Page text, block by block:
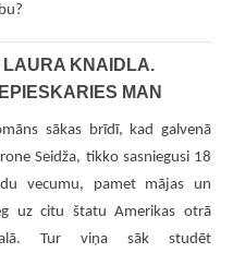
LAURA KNAIDLA.
MAN
sākas brīdī, kad galvenā
Seidža, tikko sasniegusi 18
vecumu, pamet mājas un
uz citu štatu Amerikas otrā
Tur viņa sāk studēt